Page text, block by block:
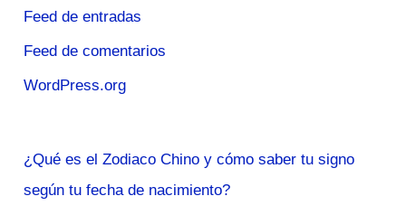
Feed de entradas
Feed de comentarios
WordPress.org
¿Qué es el Zodiaco Chino y cómo saber tu signo
según tu fecha de nacimiento?